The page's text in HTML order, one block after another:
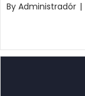
By Administradór |